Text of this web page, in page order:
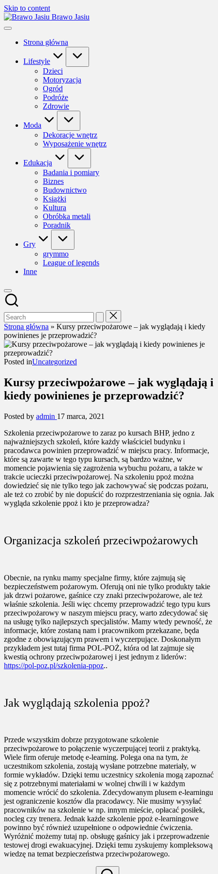
Skip to content
Brawo Jasiu
Strona główna
Lifestyle
Dzieci
Motoryzacja
Ogród
Podróże
Zdrowie
Moda
Dekoracje wnętrz
Wyposażenie wnętrz
Edukacja
Badania i pomiary
Biznes
Budownictwo
Książki
Kultura
Obróbka metali
Poradnik
Gry
grymmo
League of legends
Inne
Strona główna » Kursy przeciwpożarowe – jak wyglądają i kiedy
powinienes je przeprowadzić?
Posted inUncategorized
Kursy przeciwpożarowe – jak wyglądają i
kiedy powinienes je przeprowadzić?
Posted by admin 17 marca, 2021
Szkolenia przeciwpożarowe to zaraz po kursach BHP, jedno z
najważniejszych szkoleń, które każdy właściciel budynku i
pracodawca powinien przeprowadzić w miejscu pracy. Informacje,
które są zawarte w tego typu kursach, są bardzo ważne, w
momencie pojawienia się zagrożenia wybuchu pożaru, a także w
trakcie ucieczki przeciwpożarowej. Na szkoleniu ppoż można
dowiedzieć się nie tylko tego jak zachowywać się podczas pożaru,
ale też co zrobić by nie dopuścić do rozprzestrzeniania się ognia. Jak
wygląda szkolenie ppoż i kto je przeprowadza?
Organizacja szkoleń przeciwpożarowych
Obecnie, na rynku mamy specjalne firmy, które zajmują się
bezpieczeństwem pożarowym. Oferują oni nie tylko produkty takie
jak drzwi pożarowe, gaśnice czy znaki przeciwpożarowe, ale też
właśnie szkolenia. Jeśli więc chcemy przeprowadzić tego typu kurs
przeciwpożarowy w naszym miejscu pracy, warto zdecydować się
na usługę tylko najlepszych specjalistów. Mamy wtedy pewność, że
informacje, które zostaną nam i pracownikom przekazane, będa
zgodne z obowiązującym prawem i wyczerpujące. Doskonałym
przykładem jest tutaj firma POL-POŻ, która od lat zajmuje się
kwestią ochrony przeciwpożarowej i jest jednym z liderów:
https://pol-poz.pl/szkolenia-ppoz..
Jak wyglądają szkolenia ppoż?
Przede wszystkim dobrze przygotowane szkolenie
przeciwpożarowe to połączenie wyczerpującej teorii z praktyką.
Wiele firm oferuje metodę e-learning. Polega ona na tym, że
uczestnikom szkolenia, zostają wysłane potrzebne materiały, w
formie wykładów. Dzięki temu uczestnicy szkolenia mogą zapoznać
się z potrzebnymi materiałami w wolnej chwili i w każdym
momencie wrócić do szkolenia. Zdecydowanym plusem e-learningu
jest ograniczenie kosztów dla pracodawcy. Nie musimy wysyłać
pracowników na szkolenie w np. innym mieście, opłacać posiłek,
nocleg czy trenera. Jednak każde szkolenie ppoż e-learningowe
powinno być również uzupełnione o odpowiednie ćwiczenia.
Wyróżnić możemy tutaj np. obsługę gaśnicy jak i przeprowadzenie
testowej drogi ewakuacyjnej. Dzięki temu zyskujemy kompleksową
wiedzę na temat bezpieczeństwa przeciwpożarowego.